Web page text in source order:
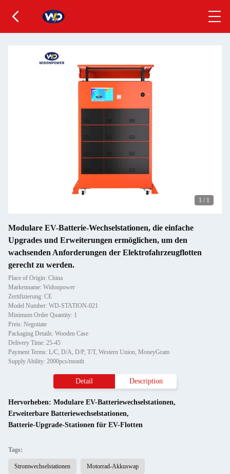
1 / 1
Modulare EV-Batterie-Wechselstationen, die einfache
Upgrades und Erweiterungen ermöglichen, um den
wachsenden Anforderungen der Elektrofahrzeugflotten
gerecht zu werden.
Place of Origin: China
Markenname: Widonpower
Zertifizierung: CE
Model Number: WD-STATION-021
Minimum Order Quantity: 1
Preis: Negotiate
Packaging Details: Wooden Case
Delivery Time: 25-45
Payment Terms: L/C, D/A, D/P, T/T, Western Union, MoneyGram
Supply Ability: 2000pcs/month
Detail Description
Hervorheben: Modulare EV-Batteriewechselstationen,
Erweiterbare Batteriewechselstationen,
Batterie-Upgrade-Stationen für EV-Flotten
Tags:
Stromwechselstationen Motorrad-Akkuswap